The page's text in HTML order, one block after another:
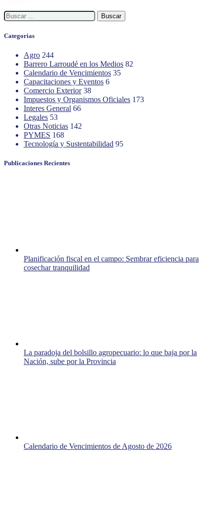
Buscar:
Categorias
Agro 244
Barrero Larroudé en los Medios 82
Calendario de Vencimientos 35
Capacitaciones y Eventos 6
Comercio Exterior 38
Impuestos y Organismos Oficiales 173
Interes General 66
Legales 53
Otras Noticias 142
PYMES 168
Tecnología y Sustentabilidad 95
Publicaciones Recientes
Planificación fiscal en el campo: Sembrar eficiencia para
cosechar tranquilidad
La paradoja del bolsillo agropecuario: lo que baja por la
Nación, sube por la Provincia
Calendario de Vencimientos de Agosto de 2026